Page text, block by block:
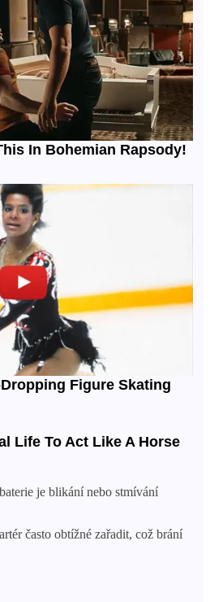
je blikání nebo stmívání
často obtížné zařadit, což brání